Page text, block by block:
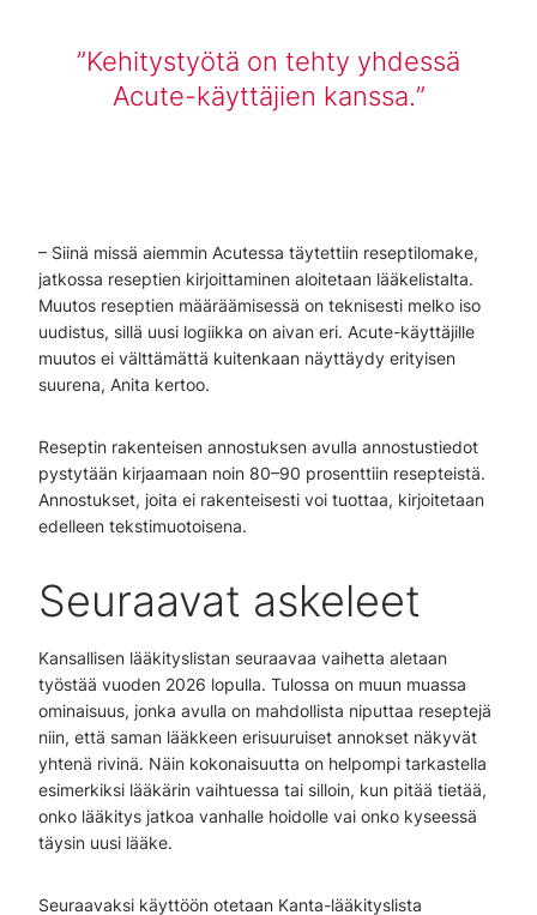
Kehitystyötä on tehty yhdessä
Acute-käyttäjien kanssa.
– Siinä missä aiemmin Acutessa täytettiin reseptilomake,
jatkossa reseptien kirjoittaminen aloitetaan lääkelistalta.
Muutos reseptien määräämisessä on teknisesti melko iso
uudistus, sillä uusi logiikka on aivan eri. Acute-käyttäjille
muutos ei välttämättä kuitenkaan näyttäydy erityisen
suurena, Anita kertoo.
Reseptin rakenteisen annostuksen avulla annostustiedot
pystytään kirjaamaan noin 80–90 prosenttiin resepteistä.
Annostukset, joita ei rakenteisesti voi tuottaa, kirjoitetaan
edelleen tekstimuotoisena.
Seuraavat askeleet
Kansallisen lääkityslistan seuraavaa vaihetta aletaan
työstää vuoden 2026 lopulla. Tulossa on muun muassa
ominaisuus, jonka avulla on mahdollista niputtaa reseptejä
niin, että saman lääkkeen erisuuruiset annokset näkyvät
yhtenä rivinä. Näin kokonaisuutta on helpompi tarkastella
esimerkiksi lääkärin vaihtuessa tai silloin, kun pitää tietää,
onko lääkitys jatkoa vanhalle hoidolle vai onko kyseessä
täysin uusi lääke.
Seuraavaksi käyttöön otetaan Kanta-lääkityslista